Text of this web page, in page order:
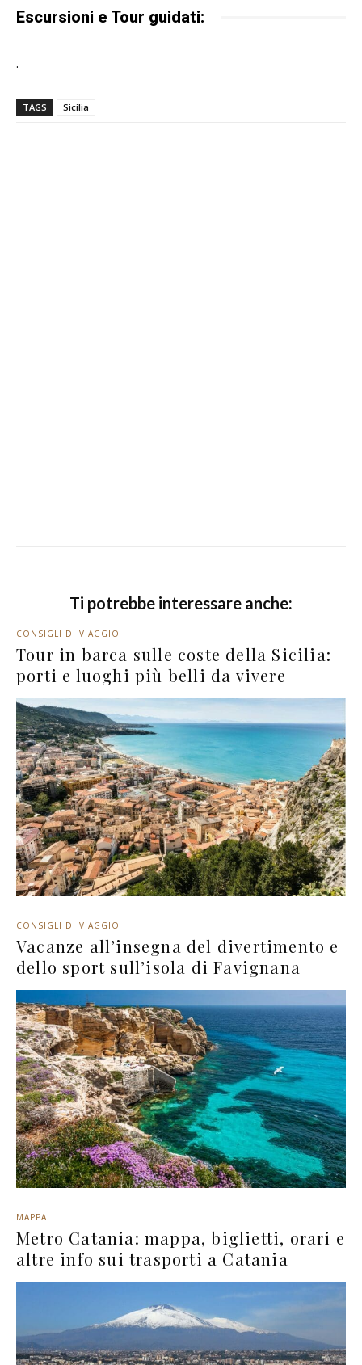
Escursioni e Tour guidati:
.
TAGS Sicilia
Ti potrebbe interessare anche:
CONSIGLI DI VIAGGIO
Tour in barca sulle coste della Sicilia:
porti e luoghi più belli da vivere
CONSIGLI DI VIAGGIO
Vacanze all’insegna del divertimento e
dello sport sull’isola di Favignana
MAPPA
Metro Catania: mappa, biglietti, orari e
altre info sui trasporti a Catania